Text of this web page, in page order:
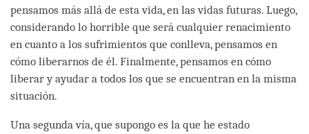
pensamos más allá de esta vida, en las vidas futuras. Luego,
considerando lo horrible que será cualquier renacimiento
en cuanto a los sufrimientos que conlleva, pensamos en
cómo liberarnos de él. Finalmente, pensamos en cómo
liberar y ayudar a todos los que se encuentran en la misma
situación.
Una segunda vía, que supongo es la que he estado